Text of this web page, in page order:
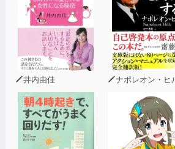
◎「お水は１日２リットル」は呪
◎脱水症状を見る２つのチェックポ
◎血糖コントロールは「決まった
◎タンパク質は「たくさんとる」よ
◎出かける日には「お米を３口増量
◎「黒豆いりのお煎餅」で美味しく
◎重い包丁と鍋を捨てて「ハンド
◎長生きの秘訣は、かかりつけの
◎認知症の人の「食べる」の支え方
◎中年以降は「物語を語れるごは
井内由佳 ナポレオン・ヒ